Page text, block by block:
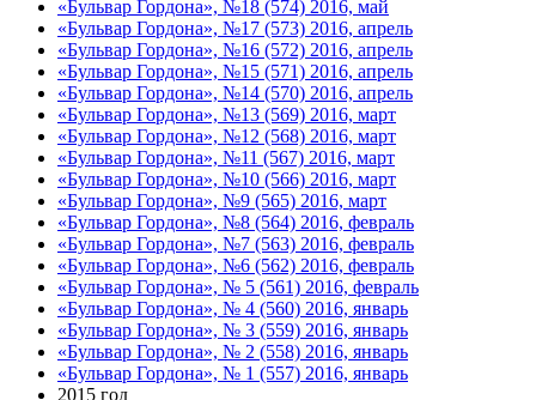
«Бульвар Гордона», №18 (574) 2016, май
«Бульвар Гордона», №17 (573) 2016, апрель
«Бульвар Гордона», №16 (572) 2016, апрель
«Бульвар Гордона», №15 (571) 2016, апрель
«Бульвар Гордона», №14 (570) 2016, апрель
«Бульвар Гордона», №13 (569) 2016, март
«Бульвар Гордона», №12 (568) 2016, март
«Бульвар Гордона», №11 (567) 2016, март
«Бульвар Гордона», №10 (566) 2016, март
«Бульвар Гордона», №9 (565) 2016, март
«Бульвар Гордона», №8 (564) 2016, февраль
«Бульвар Гордона», №7 (563) 2016, февраль
«Бульвар Гордона», №6 (562) 2016, февраль
«Бульвар Гордона», № 5 (561) 2016, февраль
«Бульвар Гордона», № 4 (560) 2016, январь
«Бульвар Гордона», № 3 (559) 2016, январь
«Бульвар Гордона», № 2 (558) 2016, январь
«Бульвар Гордона», № 1 (557) 2016, январь
2015 год